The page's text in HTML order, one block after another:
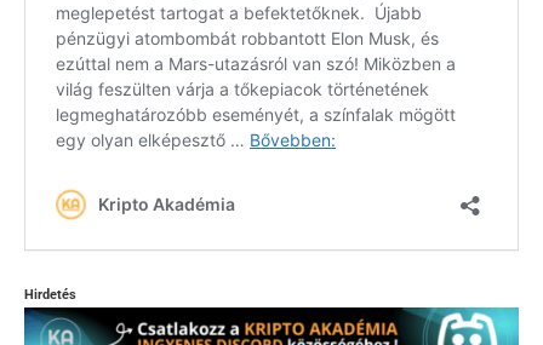
Hirdetés